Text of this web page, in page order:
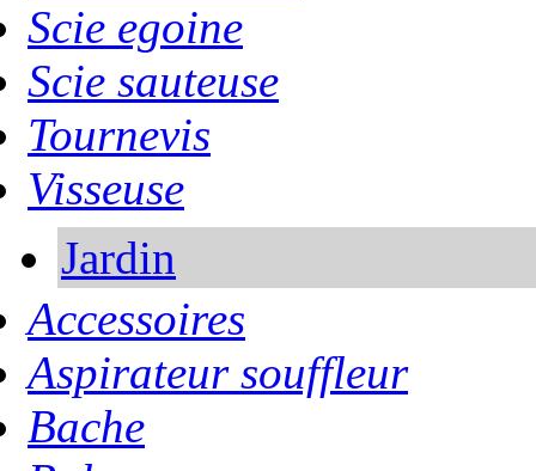
Scie egoine
Scie sauteuse
Tournevis
Visseuse
Jardin
Accessoires
Aspirateur souffleur
Bache